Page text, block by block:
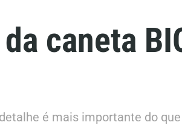
caneta
é mais importante do